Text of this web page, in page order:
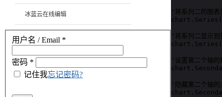
'将系列二的图
'将系列二显示到
'设置第二个轴
'隐藏第二个轴的
冰蓝云在线编辑
用户名 / Email *
密码 *
记住我忘记密码?